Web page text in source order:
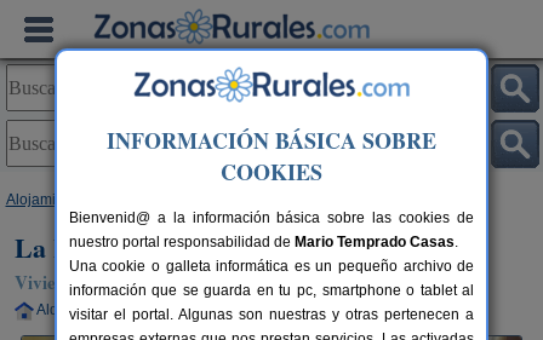
Alojamientos
La Belleza del Tietar
Vivienda turística en Lanzahita (Ávila)
Alquiler completo 8 plazas 95 km de Ávila
INFORMACIÓN BÁSICA SOBRE
COOKIES
Bienvenid@ a la información básica sobre las cookies de
nuestro portal responsabilidad de Mario Temprado Casas.
Una cookie o galleta informática es un pequeño archivo de
información que se guarda en tu pc, smartphone o tablet al
visitar el portal. Algunas son nuestras y otras pertenecen a